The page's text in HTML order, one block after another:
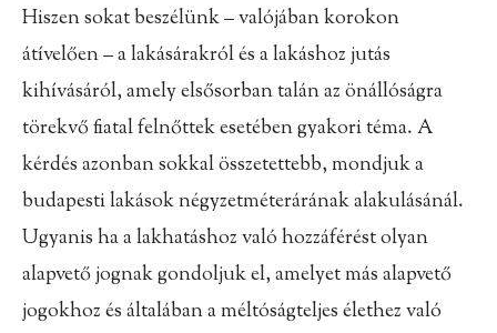
Hiszen sokat beszélünk – valójában korokon
átívelően – a lakásárakról és a lakáshoz jutás
kihívásáról, amely elsősorban talán az önállóságra
törekvő fiatal felnőttek esetében gyakori téma. A
kérdés azonban sokkal összetettebb, mondjuk a
budapesti lakások négyzetméterárának alakulásánál.
Ugyanis ha a lakhatáshoz való hozzáférést olyan
alapvető jognak gondoljuk el, amelyet más alapvető
jogokhoz ésáltalában a méltóságteljes élethez való